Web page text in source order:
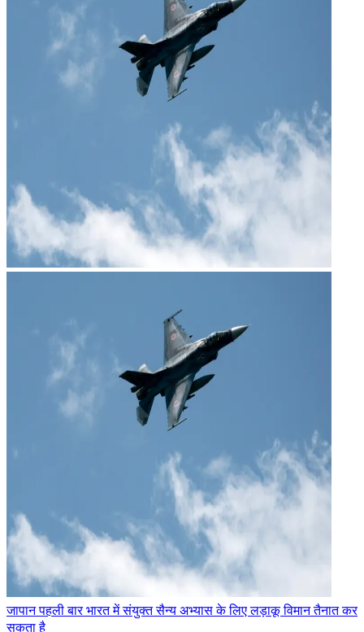
जापान पहली बार भारत में संयुक्त सैन्य अभ्यास के लिए लड़ाकू विमान तैनात कर
सकता है